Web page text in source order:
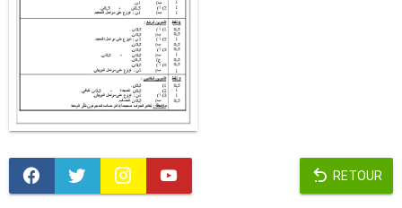
RETOUR